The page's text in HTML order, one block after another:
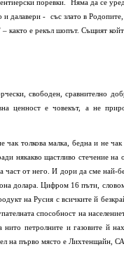
поревки. Няма да се
и далавери - със злато в
както е рекъл шопът. Същият
свободен, сравнително
ценност е човекът, а не
толкова малка, бедна и не
някакво щастливо стечение на
част от него. И дори да сме
долара. Цифром 16 пъти, словом
на Русия с всичките й
способност на
нито петролните и газовите й
на първо място е Лихтенщайн,